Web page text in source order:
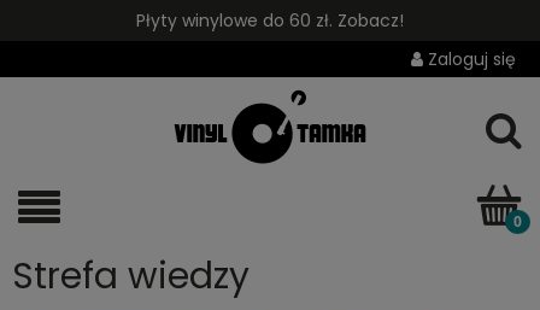
Płyty winylowe do 60 zł. Zobacz!
Zaloguj się
Strefa wiedzy